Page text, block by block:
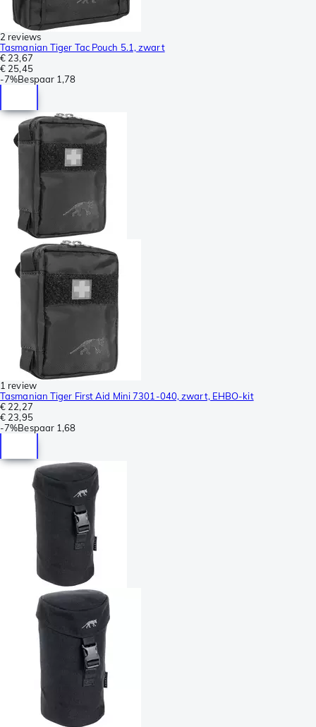
2 reviews
Tasmanian Tiger Tac Pouch 5.1, zwart
€ 23,67
€ 25,45
-7%Bespaar 1,78
1 review
Tasmanian Tiger First Aid Mini 7301-040, zwart, EHBO-kit
€ 22,27
€ 23,95
-7%Bespaar 1,68